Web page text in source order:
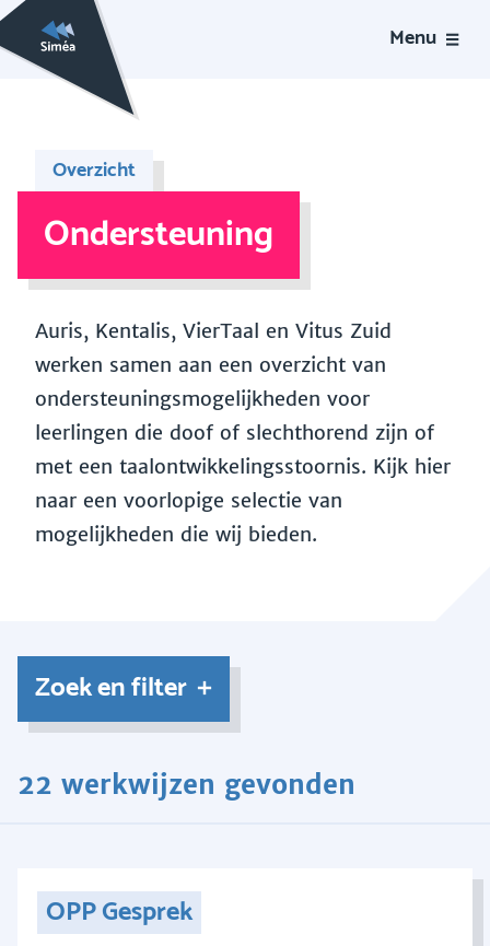
Menu
Overzicht
Ondersteuning
Auris, Kentalis, VierTaal en Vitus Zuid
werken samen aan een overzicht van
ondersteuningsmogelijkheden voor
leerlingen die doof of slechthorend zijn of
met een taalontwikkelingsstoornis. Kijk hier
naar een voorlopige selectie van
mogelijkheden die wij bieden.
Zoek en filter
22 werkwijzen gevonden
OPP Gesprek